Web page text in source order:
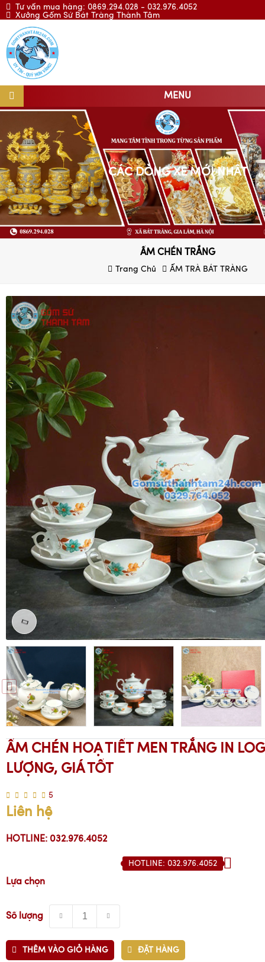
Tư vấn mua hàng: 0869.294.028 - 032.976.4052
Xưởng Gốm Sứ Bát Tràng Thành Tâm
MENU
CÁC DÒNG XE MỚI NHẤT
ẤM CHÉN TRẮNG
Trang Chủ ẤM TRÀ BÁT TRÀNG
ẤM CHÉN HOẠ TIẾT MEN TRẮNG IN
LƯỢNG, GIÁ TỐT
5
Liên hệ
HOTLINE: 032.976.4052
HOTLINE: 032.976.4052
Lựa chọn
Số lượng
THÊM VÀO GIỎ HÀNG ĐẶT HÀNG